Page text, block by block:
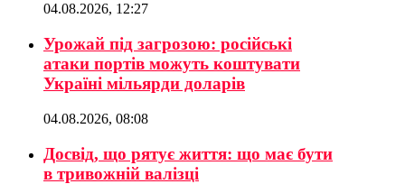
04.08.2026, 12:27
Урожай під загрозою: російські
атаки портів можуть коштувати
Україні мільярди доларів
04.08.2026, 08:08
Досвід, що рятує життя: що має бути
в тривожній валізці